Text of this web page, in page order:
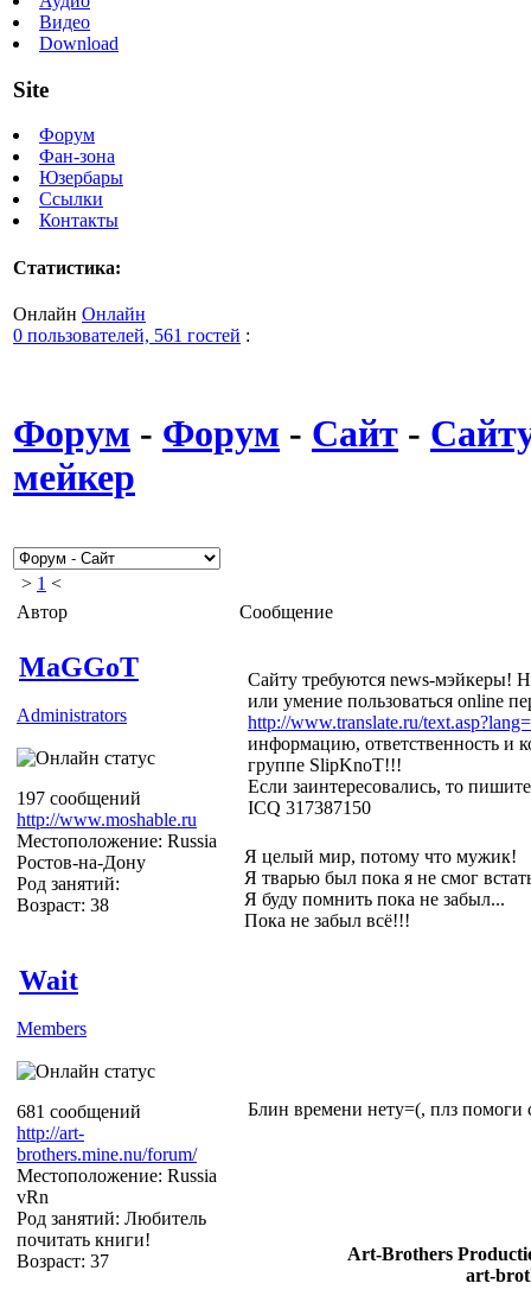
Видео
Download
Site
Форум
Фан-зона
Юзербары
Ссылки
Контакты
Статистика:
Онлайн Онлайн
0 пользователей, 561 гостей :
Форум - Форум - Сайт -
мейкер
> 1 <
Автор
Сообщение
MaGGoT
Administrators
197 сообщений
http://www.moshable.ru
Местоположение: Russia
Ростов-на-Дону
Род занятий:
Возраст: 38
Сайту требуются news-мэйкеры!
или умение пользоваться online
http://www.translate.ru/
информацию, ответственность и
группе SlipKnoT!!!
Если заинтересовались, то
ICQ 317387150
Я целый мир, потому что мужик!
Я тварью был пока я не смог
Я буду помнить пока не забыл...
Пока не забыл всё!!!
Wait
Members
681 сообщений
http://art-
brothers.mine.nu/forum/
Местоположение: Russia
vRn
Род занятий: Любитель
почитать книги!
Возраст: 37
Блин времени нету=(, плз помоги
Art-Brothers
art-